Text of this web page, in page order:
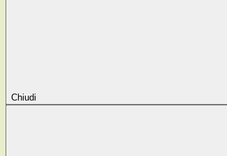
Chiudi